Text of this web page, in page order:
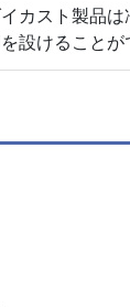
スト製品は
けることが